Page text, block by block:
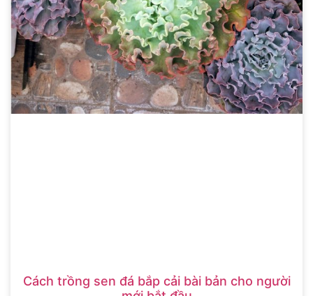
Cách trồng sen đá bắp cải bài bản cho người